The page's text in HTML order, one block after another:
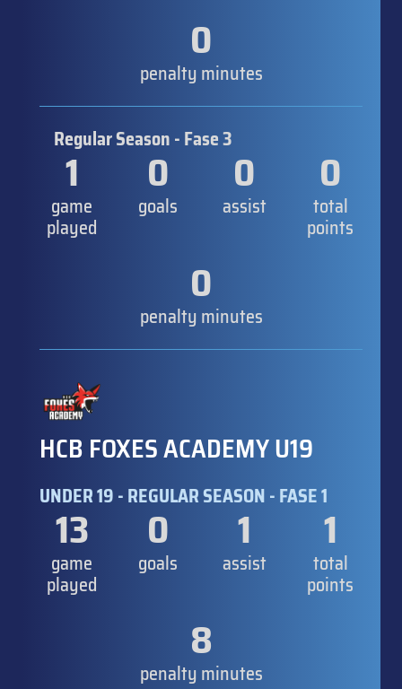
0
penalty minutes
Regular Season - Fase 3
1
game
played
0
goals
0
assist
0
total
points
0
penalty minutes
HCB FOXES ACADEMY U19
UNDER 19 - REGULAR SEASON - FASE 1
13
game
played
0
goals
1
assist
1
total
points
8
penalty minutes